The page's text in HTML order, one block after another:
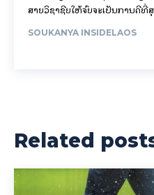
ສາຍວິຊາຊີບໃຫ້ຈົບຈະເປັນການດີທີ່
SOUKANYA INSIDELAOS
Related